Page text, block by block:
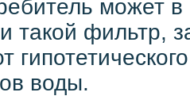
может
такой фильтр,
воды.